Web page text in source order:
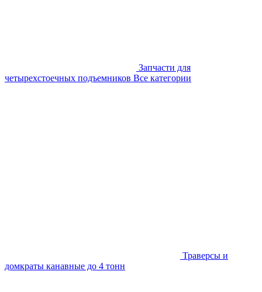
Запчасти для
четырехстоечных подъемников Все категории
Траверсы и
домкраты канавные до 4 тонн